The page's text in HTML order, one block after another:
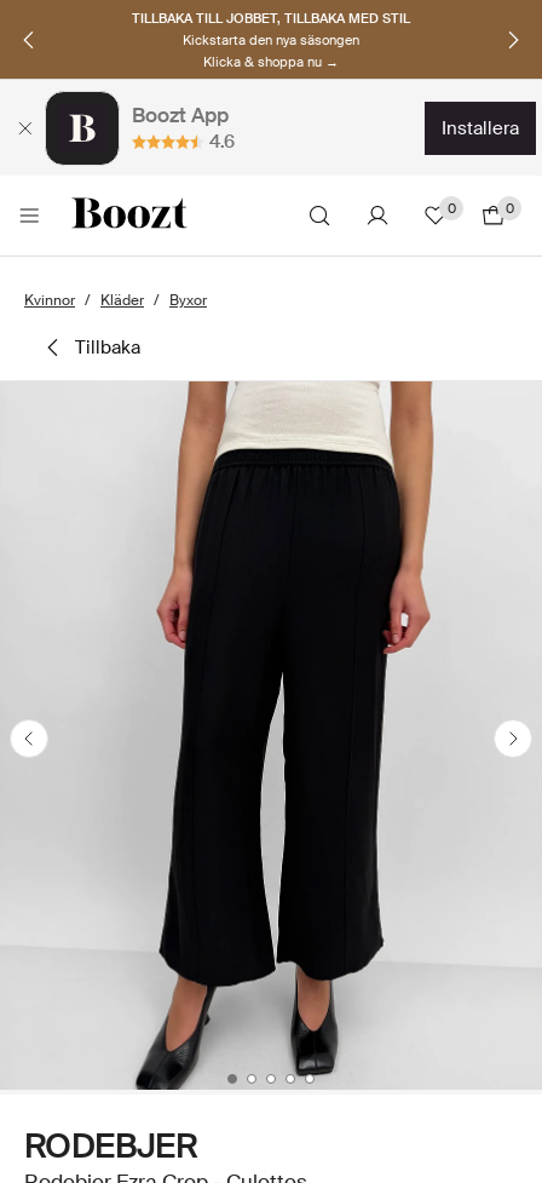
TILLBAKA TILL JOBBET, TILLBAKA MED STIL
Kickstarta den nya säsongen
Klicka & shoppa nu →
Boozt App
4.6
installera
0 0
Kvinnor Kläder Byxor
tillbaka
RODEBJER